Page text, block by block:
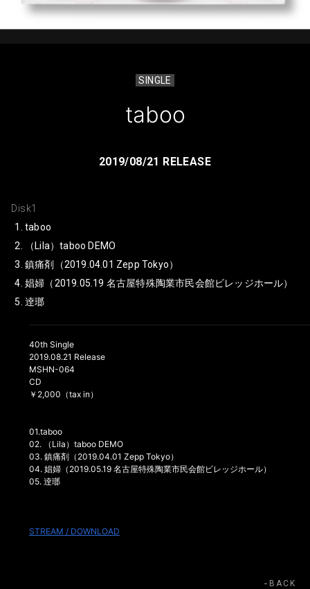
SINGLE
taboo
2019/08/21 RELEASE
Disk1
taboo
（Lila）taboo DEMO
鎮痛剤（2019.04.01 Zepp Tokyo）
娼婦（2019.05.19 名古屋特殊陶業市民会館ビレッジホール）
逹瑯
40th Single
2019.08.21 Release
MSHN-064
CD
￥2,000（tax in）
01.taboo
02. （Lila）taboo DEMO
03. 鎮痛剤（2019.04.01 Zepp Tokyo）
04. 娼婦（2019.05.19 名古屋特殊陶業市民会館ビレッジホール）
05. 逹瑯
STREAM / DOWNLOAD
BACK